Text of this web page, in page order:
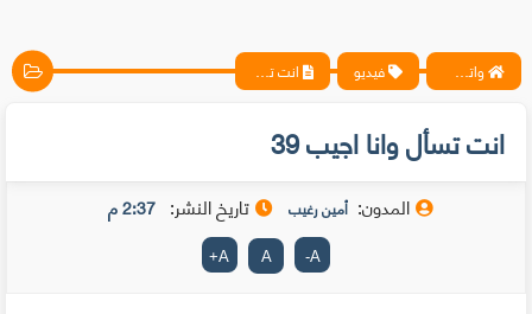
واتس آب ، فيسبوك ، أنترنت ، شروحات تقنية حصرية - المحترف فيديو انت تسأل وانا اجيب 39
انت تسأل وانا اجيب 39
المدون: أمين رغيب تاريخ النشر: 2:37 م
A
-
A
A
+